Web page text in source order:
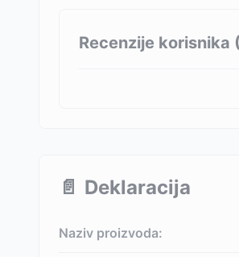
Recenzije korisnika (
📄 Deklaracija
Naziv proizvoda: